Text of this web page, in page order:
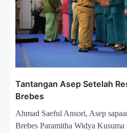
Tantangan Asep Setelah
Brebes
Ahmad Saeful Ansori, Asep
Brebes Paramitha Widya